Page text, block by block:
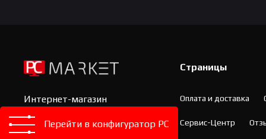
Интернет-магазин
компьютерной техники и
комплектующих
Страницы
Оплата и доставка
Сервис-Центр
Перейти в конфигуратор PC